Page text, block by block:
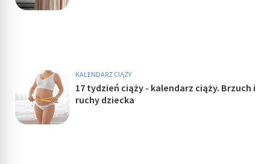
KALENDARZ CIĄŻY
17 tydzień ciąży - kalendarz ciąży. Brzuch i
ruchy dziecka